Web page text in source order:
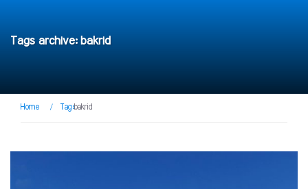
Tags archive: bakrid
Home / Tag:bakrid